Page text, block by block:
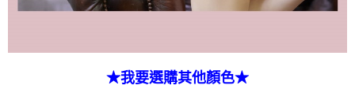
★我要選購其他顏色★